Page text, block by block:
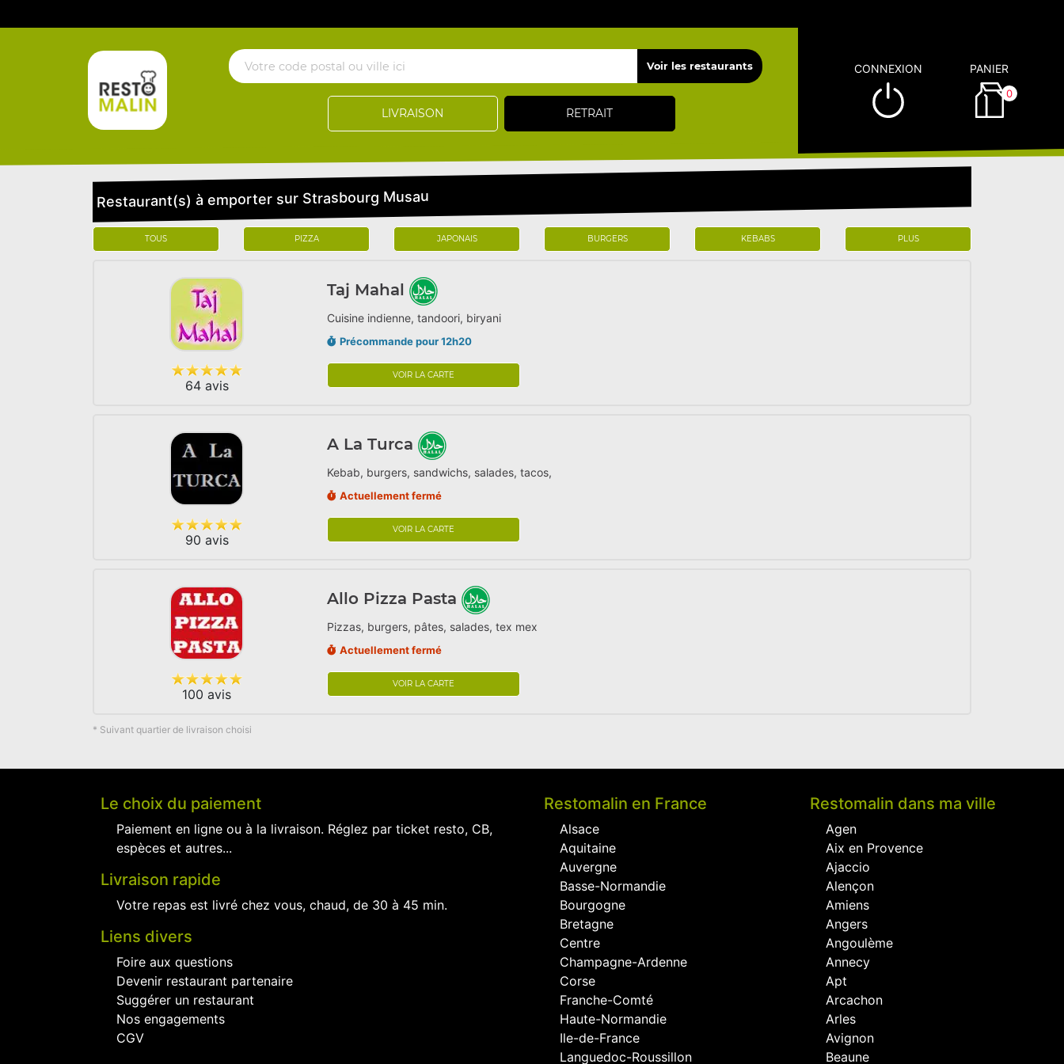
LIVRAISON RETRAIT
CONNEXION PANIER
0
Restaurant(s) à emporter sur Strasbourg Musau
TOUS PIZZA JAPONAIS BURGERS KEBABS PLUS
64 avis
Taj Mahal
Cuisine indienne, tandoori, biryani
Précommande pour 12h20
VOIR LA CARTE
90 avis
A La Turca
Kebab, burgers, sandwichs, salades, tacos,
Actuellement fermé
VOIR LA CARTE
100 avis
Allo Pizza Pasta
Pizzas, burgers, pâtes, salades, tex mex
Actuellement fermé
VOIR LA CARTE
* Suivant quartier de livraison choisi
Le choix du paiement
Paiement en ligne ou à la livraison. Réglez par ticket resto, CB,
espèces et autres...
Livraison rapide
Votre repas est livré chez vous, chaud, de 30 à 45 min.
Liens divers
Foire aux questions
Devenir restaurant partenaire
Suggérer un restaurant
Nos engagements
CGV
Restomalin en France
Alsace
Aquitaine
Auvergne
Basse-Normandie
Bourgogne
Bretagne
Centre
Champagne-Ardenne
Corse
Franche-Comté
Haute-Normandie
Ile-de-France
Languedoc-Roussillon
Restomalin dans ma ville
Agen
Aix en Provence
Ajaccio
Alençon
Amiens
Angers
Angoulème
Annecy
Apt
Arcachon
Arles
Avignon
Beaune